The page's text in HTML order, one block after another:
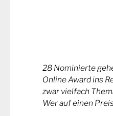
28 Nominierte
Online Award ins
zwar vielfach
Wer auf einen